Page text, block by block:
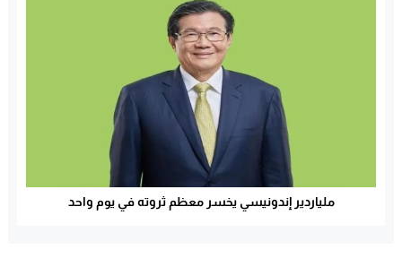
ملياردير إندونيسي يخسر معظم ثروته في يوم واحد